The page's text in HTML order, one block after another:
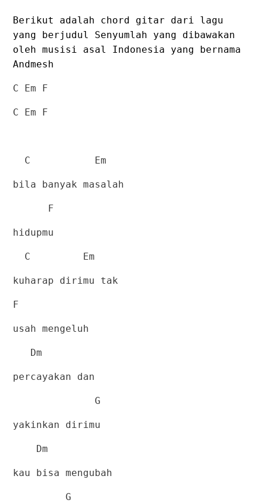
Berikut adalah chord gitar dari lagu
yang berjudul Senyumlah yang dibawakan
oleh musisi asal Indonesia yang bernama
Andmesh
C Em F
C Em F
C Em
bila banyak masalah
F
hidupmu
C Em
kuharap dirimu tak
F
usah mengeluh
Dm
percayakan dan
G
yakinkan dirimu
Dm
kau bisa mengubah
G